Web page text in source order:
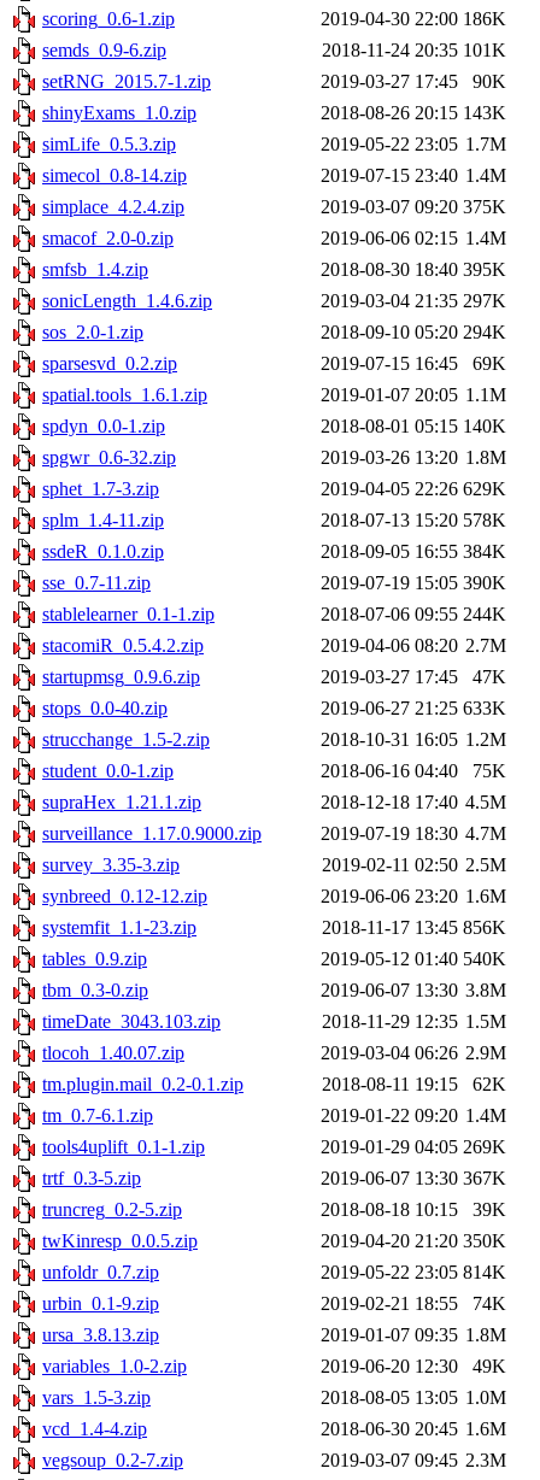
scoring_0.6-1.zip
2019-04-30 22:00 186K
semds_0.9-6.zip
2018-11-24 20:35 101K
setRNG_2015.7-1.zip
2019-03-27 17:45
90K
shinyExams_1.0.zip
2018-08-26 20:15 143K
simLife_0.5.3.zip
2019-05-22 23:05 1.7M
simecol_0.8-14.zip
2019-07-15 23:40 1.4M
simplace_4.2.4.zip
2019-03-07 09:20 375K
smacof_2.0-0.zip
2019-06-06 02:15 1.4M
smfsb_1.4.zip
2018-08-30 18:40 395K
sonicLength_1.4.6.zip
2019-03-04 21:35 297K
sos_2.0-1.zip
2018-09-10 05:20 294K
sparsesvd_0.2.zip
2019-07-15 16:45
69K
spatial.tools_1.6.1.zip
2019-01-07 20:05 1.1M
spdyn_0.0-1.zip
2018-08-01 05:15 140K
spgwr_0.6-32.zip
2019-03-26 13:20 1.8M
sphet_1.7-3.zip
2019-04-05 22:26 629K
splm_1.4-11.zip
2018-07-13 15:20 578K
ssdeR_0.1.0.zip
2018-09-05 16:55 384K
sse_0.7-11.zip
2019-07-19 15:05 390K
stablelearner_0.1-1.zip
2018-07-06 09:55 244K
stacomiR_0.5.4.2.zip
2019-04-06 08:20 2.7M
startupmsg_0.9.6.zip
2019-03-27 17:45
47K
stops_0.0-40.zip
2019-06-27 21:25 633K
strucchange_1.5-2.zip
2018-10-31 16:05 1.2M
student_0.0-1.zip
2018-06-16 04:40
75K
supraHex_1.21.1.zip
2018-12-18 17:40 4.5M
surveillance_1.17.0.9000.zip
2019-07-19 18:30 4.7M
survey_3.35-3.zip
2019-02-11 02:50 2.5M
synbreed_0.12-12.zip
2019-06-06 23:20 1.6M
systemfit_1.1-23.zip
2018-11-17 13:45 856K
tables_0.9.zip
2019-05-12 01:40 540K
tbm_0.3-0.zip
2019-06-07 13:30 3.8M
timeDate_3043.103.zip
2018-11-29 12:35 1.5M
tlocoh_1.40.07.zip
2019-03-04 06:26 2.9M
tm.plugin.mail_0.2-0.1.zip
2018-08-11 19:15
62K
tm_0.7-6.1.zip
2019-01-22 09:20 1.4M
tools4uplift_0.1-1.zip
2019-01-29 04:05 269K
trtf_0.3-5.zip
2019-06-07 13:30 367K
truncreg_0.2-5.zip
2018-08-18 10:15
39K
twKinresp_0.0.5.zip
2019-04-20 21:20 350K
unfoldr_0.7.zip
2019-05-22 23:05 814K
urbin_0.1-9.zip
2019-02-21 18:55
74K
ursa_3.8.13.zip
2019-01-07 09:35 1.8M
variables_1.0-2.zip
2019-06-20 12:30
49K
vars_1.5-3.zip
2018-08-05 13:05 1.0M
vcd_1.4-4.zip
2018-06-30 20:45 1.6M
vegsoup_0.2-7.zip
2019-03-07 09:45 2.3M